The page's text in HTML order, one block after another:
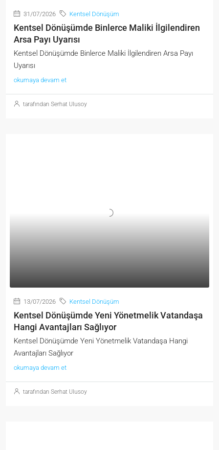
31/07/2026 Kentsel Dönüşüm
Kentsel Dönüşümde Binlerce Maliki İlgilendiren
Arsa Payı Uyarısı
Kentsel Dönüşümde Binlerce Maliki İlgilendiren Arsa Payı
Uyarısı
okumaya devam et
tarafından Serhat Ulusoy
13/07/2026 Kentsel Dönüşüm
Kentsel Dönüşümde Yeni Yönetmelik Vatandaşa
Hangi Avantajları Sağlıyor
Kentsel Dönüşümde Yeni Yönetmelik Vatandaşa Hangi
Avantajları Sağlıyor
okumaya devam et
tarafından Serhat Ulusoy